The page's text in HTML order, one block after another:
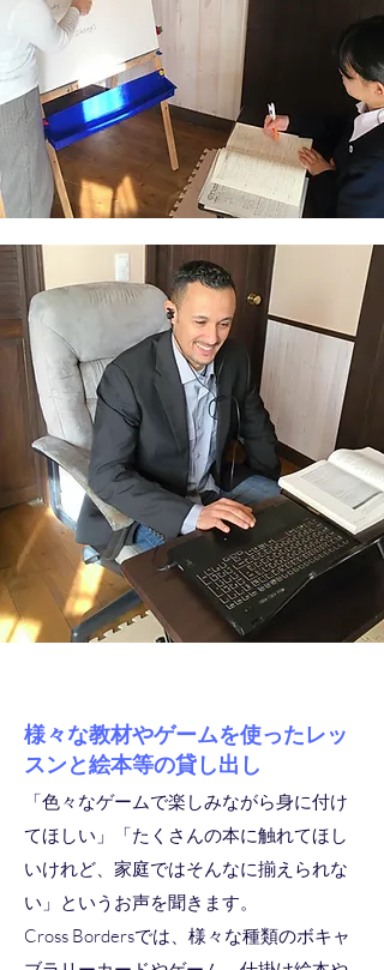
​様々な教材やゲームを使ったレッ
スンと絵本等の貸し出し
「色々なゲームで楽しみながら身に付け
てほしい」「たくさんの本に触れてほし
いけれど、家庭ではそんなに揃えられな
い」というお声を聞きます。
Cross Bordersでは、様々な種類のボキャ